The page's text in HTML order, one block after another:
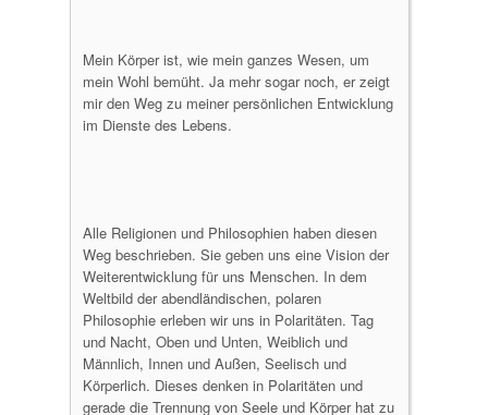
Mein Körper ist, wie mein ganzes Wesen, um
mein Wohl bemüht. Ja mehr sogar noch, er zeigt
mir den Weg zu meiner persönlichen Entwicklung
im Dienste des Lebens.
Alle Religionen und Philosophien haben diesen
Weg beschrieben. Sie geben uns eine Vision der
Weiterentwicklung für uns Menschen. In dem
Weltbild der abendländischen, polaren
Philosophie erleben wir uns in Polaritäten. Tag
und Nacht, Oben und Unten, Weiblich und
Männlich, Innen und Außen, Seelisch und
Körperlich. Dieses denken in Polaritäten und
gerade die Trennung von Seele und Körper hat zu